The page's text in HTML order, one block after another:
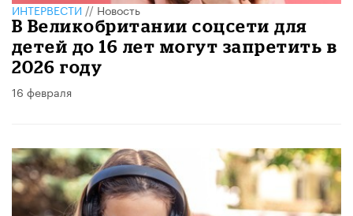
ИНТЕРВЕСТИ//Новость
В Великобритании соцсети для
детей до 16 лет могут запретить в
2026 году
16 февраля